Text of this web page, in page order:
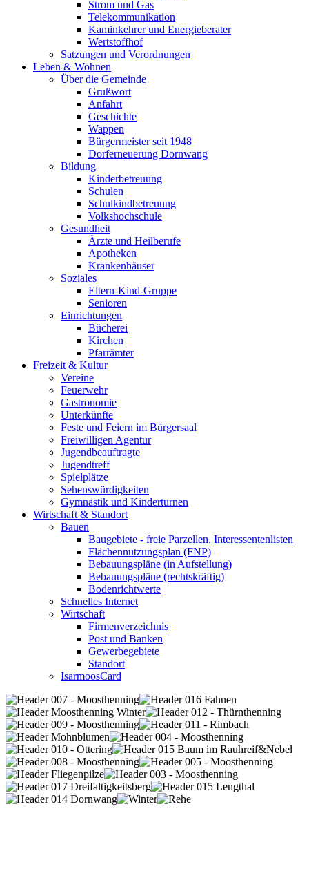
Strom und Gas
Telekommunikation
Kaminkehrer und Energieberater
Wertstoffhof
Satzungen und Verordnungen
Leben & Wohnen
Über die Gemeinde
Grußwort
Anfahrt
Geschichte
Wappen
Bürgermeister seit 1948
Dorferneuerung Dornwang
Bildung
Kinderbetreuung
Schulen
Schulkindbetreuung
Volkshochschule
Gesundheit
Ärzte und Heilberufe
Apotheken
Krankenhäuser
Soziales
Eltern-Kind-Gruppe
Senioren
Einrichtungen
Bücherei
Kirchen
Pfarrämter
Freizeit & Kultur
Vereine
Feuerwehr
Gastronomie
Unterkünfte
Feste und Feiern im Bürgersaal
Freiwilligen Agentur
Jugendbeauftragte
Jugendtreff
Spielplätze
Sehenswürdigkeiten
Gymnastik und Kinderturnen
Wirtschaft & Standort
Bauen
Baugebiete - freie Parzellen, Interessentenlisten
Flächennutzungsplan (FNP)
Bebauungspläne (in Aufstellung)
Bebauungspläne (rechtskräftig)
Bodenrichtwerte
Schnelles Internet
Wirtschaft
Firmenverzeichnis
Post und Banken
Gewerbegebiete
Standort
IsarmoosCard